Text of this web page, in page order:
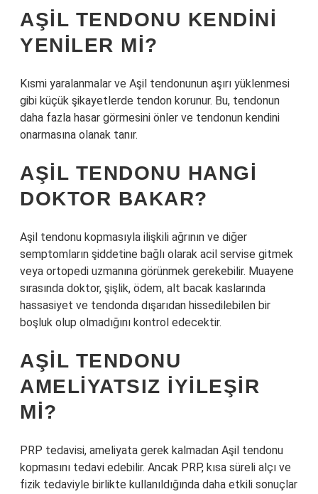
AŞIL TENDONU KENDINI
YENILER MI?
Kısmi yaralanmalar ve Aşil tendonunun aşırı yüklenmesi
gibi küçük şikayetlerde tendon korunur. Bu, tendonun
daha fazla hasar görmesini önler ve tendonun kendini
onarmasına olanak tanır.
AŞIL TENDONU HANGI
DOKTOR BAKAR?
Aşil tendonu kopmasıyla ilişkili ağrının ve diğer
semptomların şiddetine bağlı olarak acil servise gitmek
veya ortopedi uzmanına görünmek gerekebilir. Muayene
sırasında doktor, şişlik, ödem, alt bacak kaslarında
hassasiyet ve tendonda dışarıdan hissedilebilen bir
boşluk olup olmadığını kontrol edecektir.
AŞIL TENDONU
AMELIYATSIZ IYILEŞIR
MI?
PRP tedavisi, ameliyata gerek kalmadan Aşil tendonu
kopmasını tedavi edebilir. Ancak PRP, kısa süreli alçı ve
fizik tedaviyle birlikte kullanıldığında daha etkili sonuçlar